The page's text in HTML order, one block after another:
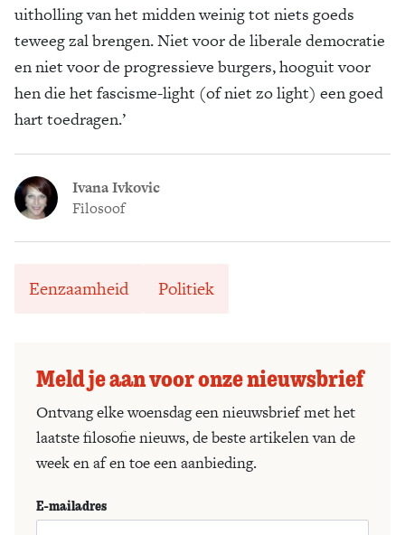
uitholling van het midden weinig tot niets goeds
teweeg zal brengen. Niet voor de liberale democratie
en niet voor de progressieve burgers, hooguit voor
hen die het fascisme-light (of niet zo light) een goed
hart toedragen.’
Ivana Ivkovic
Filosoof
Eenzaamheid Politiek
Meld je aan voor onze nieuwsbrief
Ontvang elke woensdag een nieuwsbrief met het
laatste filosofie nieuws, de beste artikelen van de
week en af en toe een aanbieding.
E-mailadres